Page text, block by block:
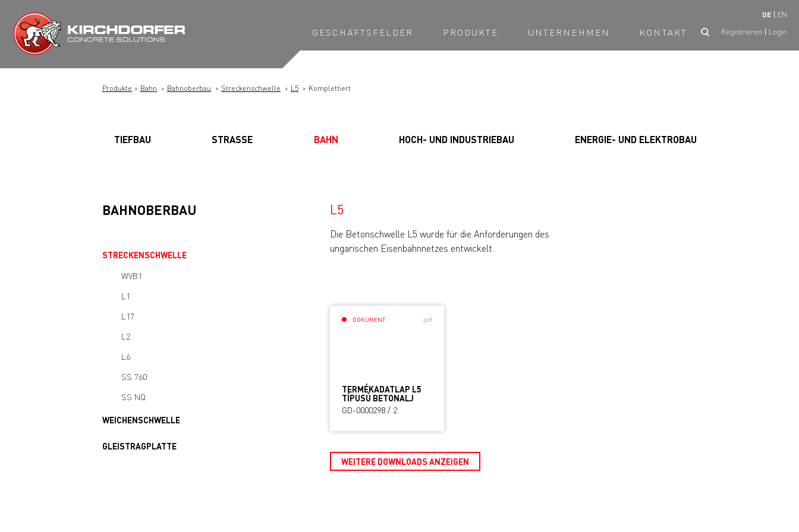
Inhalt
springen
DE EN
GESCHÄFTSFELDER PRODUKTE UNTERNEHMEN KONTAKT Registrieren Login
Produkte Bahn Bahnoberbau Streckenschwelle L5 Komplettiert
TIEFBAU STRASSE BAHN HOCH- UND INDUSTRIEBAU ENERGIE- UND ELEKTROBAU
BAHNOBERBAU
STRECKENSCHWELLE
WVB1
L1
L17
L2
L6
SS 760
SS NQ
WEICHENSCHWELLE
GLEISTRAGPLATTE
L5
Die Betonschwelle L5 wurde für die Anforderungen des
ungarischen Eisenbahnnetzes entwickelt.
DOKUMENT .pdf
TERMÉKADATLAP L5
TÍPUSÚ BETONALJ
GD-0000298 / 2
WEITERE DOWNLOADS ANZEIGEN